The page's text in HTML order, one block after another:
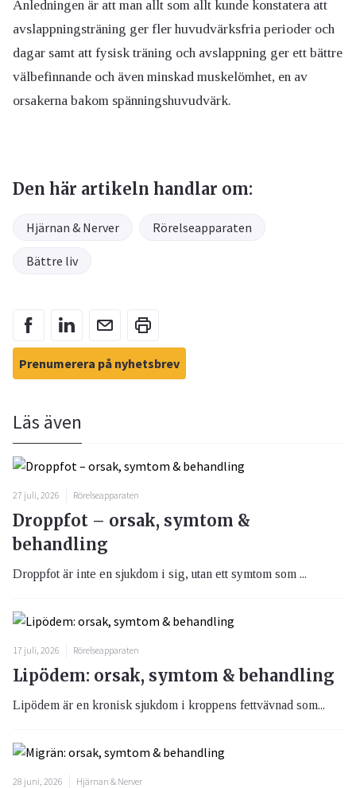
Anledningen är att man allt som allt kunde konstatera att
avslappningsträning ger fler huvudvärksfria perioder och
dagar samt att fysisk träning och avslappning ger ett bättre
välbefinnande och även minskad muskelömhet, en av
orsakerna bakom spänningshuvudvärk.
Den här artikeln handlar om:
Hjärnan & Nerver Rörelseapparaten
Bättre liv
Prenumerera på nyhetsbrev
Läs även
27 juli, 2026 Rörelseapparaten
Droppfot – orsak, symtom &
behandling
Droppfot är inte en sjukdom i sig, utan ett symtom som ...
17 juli, 2026 Rörelseapparaten
Lipödem: orsak, symtom & behandling
Lipödem är en kronisk sjukdom i kroppens fettvävnad som...
28 juni, 2026 Hjärnan & Nerver